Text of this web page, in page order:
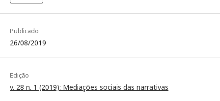
Publicado
26/08/2019
Edição
v. 28 n. 1 (2019): Mediações sociais das narrativas